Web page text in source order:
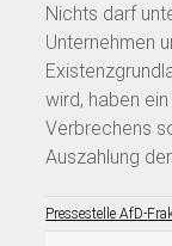
Nichts darf
Unternehmen
wird, haben
Verbrechens
Auszahlung
Pressestelle AfD-